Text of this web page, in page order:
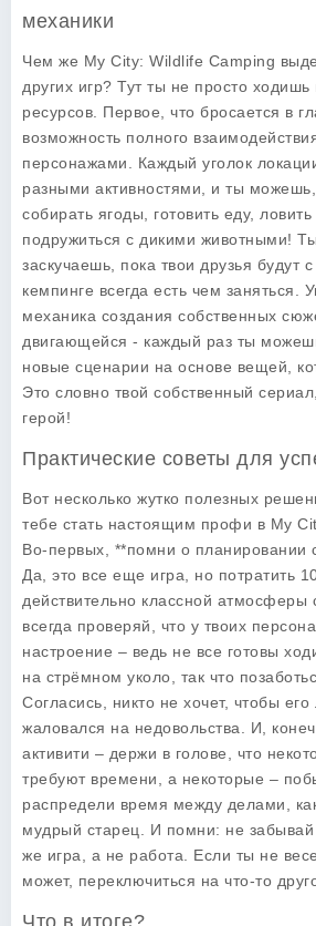
механики
Чем же My City: Wildlife Camping
других игр? Тут ты не просто
ресурсов. Первое, что бросается в
возможность полного
персонажами. Каждый уголок
разными активностями, и ты
собирать ягоды, готовить еду,
подружиться с дикими животными!
заскучаешь, пока твои друзья будут
кемпинге всегда есть чем заняться.
механика создания собственных
двигающейся - каждый раз ты
новые сценарии на основе вещей,
Это словно твой собственный
герой!
Практические советы для
Вот несколько жутко полезных
тебе стать настоящим профи в My
Во-первых, **помни о планировании
Да, это все еще игра, но потратить
действительно классной атмосферы
всегда проверяй, что у твоих
настроение – ведь не все готовы
на стрёмном уколо, так что
Согласись, никто не хочет, чтобы
жаловался на недовольства. И,
активити – держи в голове, что
требуют времени, а некоторые –
распредели время между делами,
мудрый старец. И помни: не забывай
же игра, а не работа. Если ты не
может, переключиться на что-то
Что в итоге?